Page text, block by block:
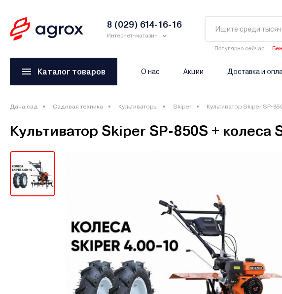
8 (029) 614-16-16
Интернет-магазин
Популярно сейчас
Каталог товаров О нас Акции Доставка и
Дача,сад Садовая техника Культиваторы Skiper Культиватор Skiper SP-
Культиватор Skiper SP-850S +